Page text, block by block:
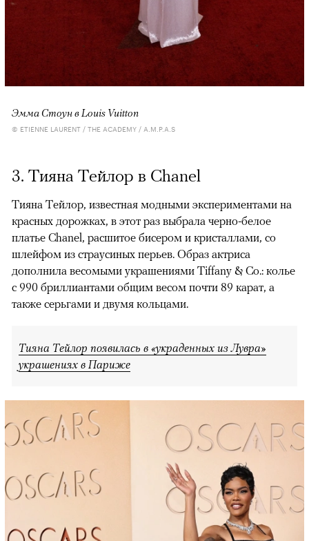
Эмма Стоун в Louis Vuitton
© ETIENNE LAURENT / THE ACADEMY / A.M.P.A.S
3. Тияна Тейлор в Chanel
Тияна Тейлор, известная модными экспериментами на
красных дорожках, в этот раз выбрала черно-белое
платье Chanel, расшитое бисером и кристаллами, со
шлейфом из страусиных перьев. Образ актриса
дополнила весомыми украшениями Tiffany & Co.: колье
с 990 бриллиантами общим весом почти 89 карат, а
также серьгами и двумя кольцами.
Тияна Тейлор появилась в «украденных из Лувра»
украшениях в Париже